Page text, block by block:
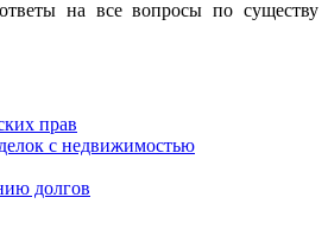
на все вопросы по существу
прав
с недвижимостью
долгов